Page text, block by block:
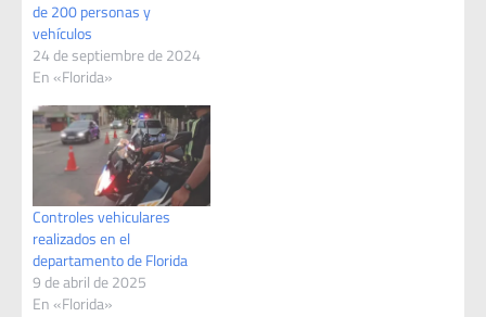
de 200 personas y
vehículos
24 de septiembre de 2024
En «Florida»
Controles vehiculares
realizados en el
departamento de Florida
9 de abril de 2025
En «Florida»